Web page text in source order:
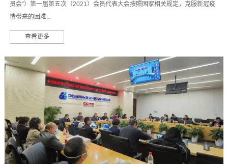
员会”）第一届第五次（2021）会员代表大会按照国家相关规定，克服新冠疫
情带来的困难...
查看更多